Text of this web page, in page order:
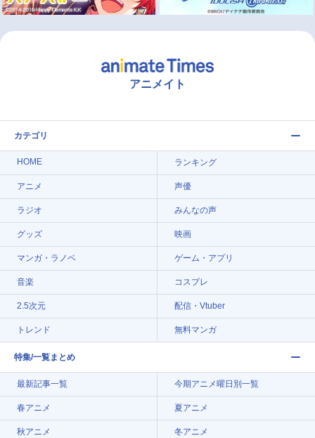
アニメイト
カテゴリ
HOME ランキング
アニメ 声優
ラジオ みんなの声
グッズ 映画
マンガ・ラノベ ゲーム・アプリ
音楽 コスプレ
2.5次元 配信・Vtuber
トレンド 無料マンガ
特集/一覧まとめ
最新記事一覧 今期アニメ曜日別一覧
春アニメ 夏アニメ
秋アニメ 冬アニメ